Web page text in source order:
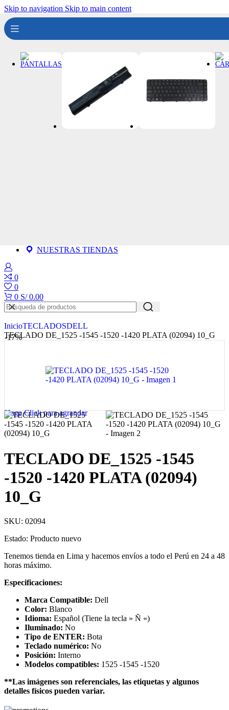
Skip to navigation Skip to main content
NUESTRAS TIENDAS
0
0
0 S/0.00
InicioTECLADOSDELL
TECLADO DE_1525 -1545 -1520 -1420 PLATA (02094) 10_G
-17%
Haga Click para agrandar
TECLADO DE_1525 -1545
-1520 -1420 PLATA (02094)
10_G
SKU: 02094
Estado: Producto nuevo
Tenemos tienda en Lima y hacemos envíos a todo el Perú en 24 a 48
horas máximo.
Especificaciones:
Marca Compatible: Dell
Color: Blanco
Idioma: Español (Tiene la tecla » Ñ «)
Iluminado: No
Tipo de ENTER: Bota
Teclado numérico: No
Posición: Interno
Modelos compatibles: 1525 -1545 -1520
**Las imágenes son referenciales, las etiquetas y algunos
detalles físicos pueden variar.